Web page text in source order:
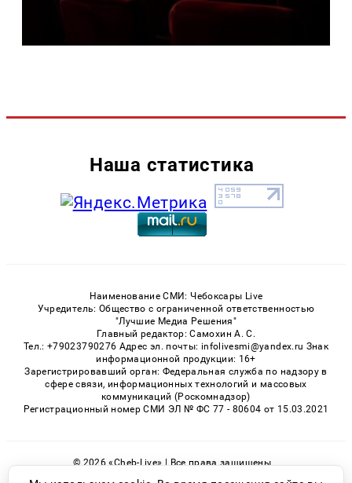
Наша статистика
Наименование СМИ: Чебоксары Live
Учредитель: Общество с ограниченной ответственностью
"Лучшие Медиа Решения"
Главный редактор: Самохин А. С.
Тел.: +79023790276 Адрес эл. почты: infolivesmi@yandex.ru Знак
информационной продукции: 16+
Зарегистрировавший орган: Федеральная служба по надзору в
сфере связи, информационных технологий и массовых
коммуникаций (Роскомнадзор)
Регистрационный номер СМИ ЭЛ № ФС 77 - 80604 от 15.03.2021
© 2026 «Cheb-Live» | Все права защищены